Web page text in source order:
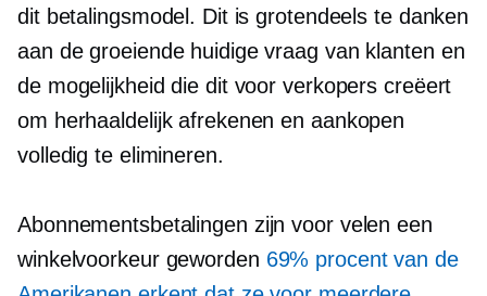
dit betalingsmodel. Dit is grotendeels te danken
aan de groeiende huidige vraag van klanten en
de mogelijkheid die dit voor verkopers creëert
om herhaaldelijk afrekenen en aankopen
volledig te elimineren.
Abonnementsbetalingen zijn voor velen een
winkelvoorkeur geworden 69% procent van de